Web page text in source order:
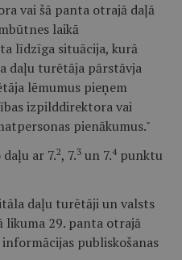
vai šā panta otrajā daļā
laikā
līdzīga situācija, kurā
daļu turētāja pārstāvja
lēmumus pieņem
izpilddirektora vai
pienākumus."
ar 7.2, 7.3 un 7.4punktu
daļu turētāji un valsts
likuma 29. panta otrajā
publiskošanas